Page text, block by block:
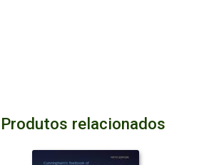
Produtos relacionados